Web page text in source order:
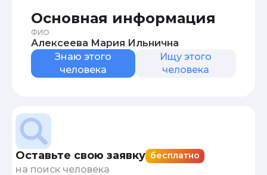
Основная информация
ФИО
Алексеева Мария Ильнична
Знаю этого
человека
Ищу этого
человека
Оставьте свою заявку бесплатно
на поиск человека